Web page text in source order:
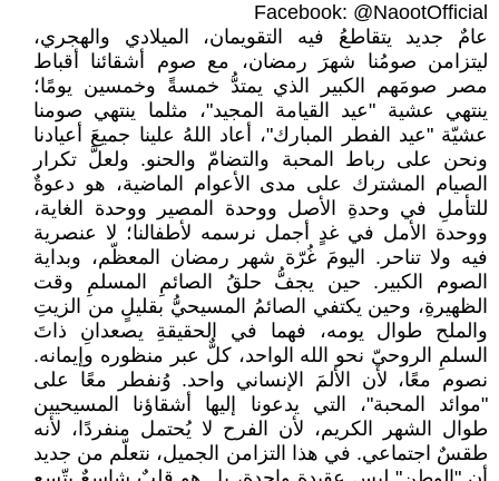
Facebook: @NaootOfficial
عامٌ جديد يتقاطعُ فيه التقويمان، الميلادي والهجري،
ليتزامن صومُنا شهرَ رمضان، مع صوم أشقائنا أقباط
مصر صومَهم الكبير الذي يمتدُّ خمسةً وخمسين يومًا؛
ينتهي عشية "عيد القيامة المجيد"، مثلما ينتهي صومنا
عشيّة "عيد الفطر المبارك"، أعاد اللهُ علينا جميعَ أعيادنا
ونحن على رباط المحبة والتضامّ والحنو. ولعلَّ تكرار
الصيام المشترك على مدى الأعوام الماضية، هو دعوةٌ
للتأملِ في وحدةِ الأصل ووحدة المصير ووحدة الغاية،
ووحدة الأمل في غدٍ أجمل نرسمه لأطفالنا؛ لا عنصرية
فيه ولا تناحر. اليومَ غُرّة شهر رمضان المعظّم، وبداية
الصوم الكبير. حين يجفُّ حلقُ الصائمِ المسلمِ وقت
الظهيرةِ، وحين يكتفي الصائمُ المسيحيُّ بقليلٍ من الزيتِ
والملح طوال يومه، فهما في الحقيقةِ يصعدانِ ذاتَ
السلمِ الروحيّ نحو الله الواحد، كلٌّ عبر منظوره وإيمانه.
نصوم معًا، لأن الألمَ الإنساني واحد. وُنفطر معًا على
"موائد المحبة"، التي يدعونا إليها أشقاؤنا المسيحيين
طوال الشهر الكريم، لأن الفرح لا يُحتمل منفردًا، لأنه
طقسٌ اجتماعي. في هذا التزامن الجميل، نتعلّم من جديد